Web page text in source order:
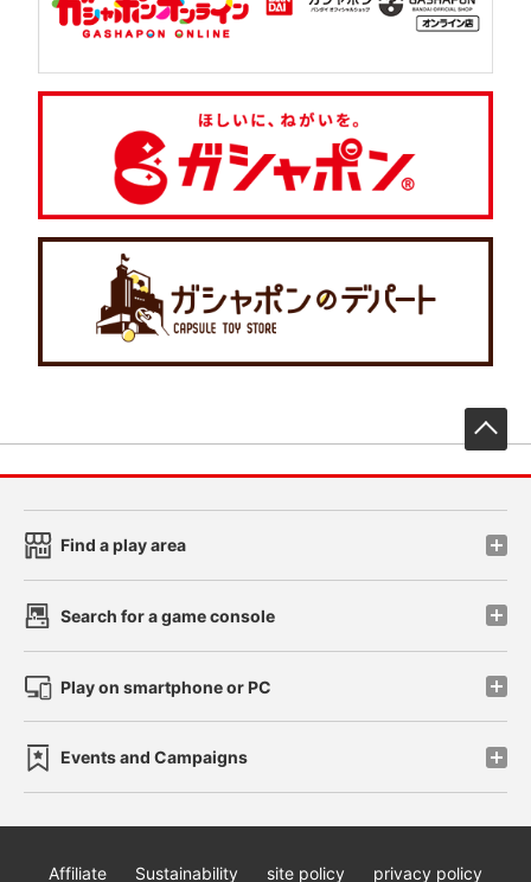
Find a play area
Search for a game console
Play on smartphone or PC
Events and Campaigns
Affiliate Sustainability site policy privacy policy